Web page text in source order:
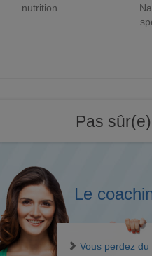
nutrition
Pas
Le
Vous perdez